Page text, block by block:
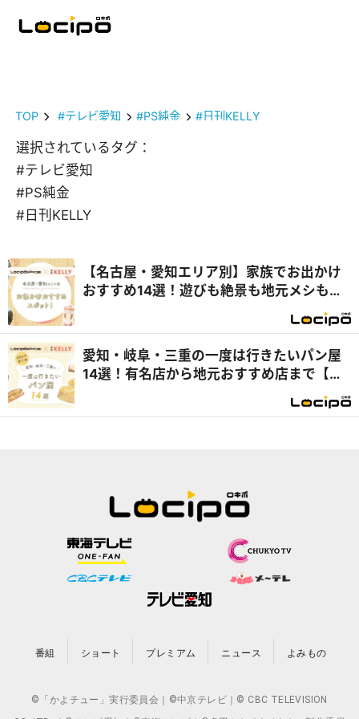
TOP #テレビ愛知 #PS純金 #日刊KELLY
選択されているタグ：
#テレビ愛知
#PS純金
#日刊KELLY
【名古屋・愛知エリア別】家族でお出かけ
おすすめ14選！遊びも絶景も地元メシも満
愛知・岐阜・三重の一度は行きたいパン屋
14選！有名店から地元おすすめ店まで【テ
番組 ショート プレミアム ニュース よみもの
©「かよチュー」実行委員会｜©中京テレビ｜© CBC TELEVISION